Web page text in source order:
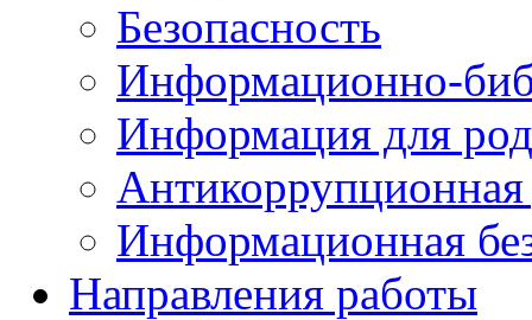
Безопасность
Информационно-
Информация для
Антикоррупционная
Информационная
Направления работы